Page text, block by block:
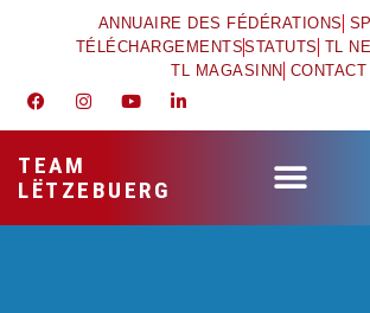
ANNUAIRE DES FÉDÉRATIONS
TÉLÉCHARGEMENTSSTATUTS TL
TL MAGASINN CONTACT
TEAM
LËTZEBUERG